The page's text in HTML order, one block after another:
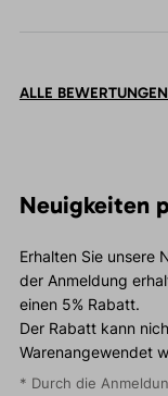
ALLE BEWERTUNGEN
Neuigkeiten
Erhalten Sie unsere
der Anmeldung
einen 5% Rabatt.
Der Rabatt kann
Warenangewendet
* Durch die